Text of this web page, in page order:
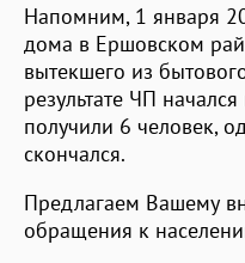
Напомним, 1 января
дома в Ершовском
вытекшего из
результате ЧП
получили 6 человек,
скончался.
Предлагаем Вашему
обращения к